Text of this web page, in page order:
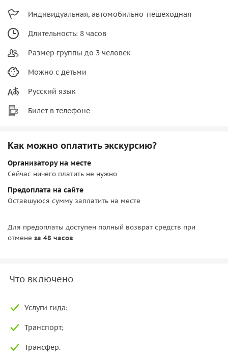
Индивидуальная, автомобильно-пешеходная
Длительность: 8 часов
Размер группы до 3 человек
Можно с детьми
Русский язык
Билет в телефоне
Как можно оплатить экскурсию?
Организатору на месте
Сейчас ничего платить не нужно
Предоплата на сайте
Оставшуюся сумму заплатить на месте
Для предоплаты доступен полный возврат средств при
отмене за 48 часов
Что включено
Услуги гида;
Транспорт;
Трансфер.